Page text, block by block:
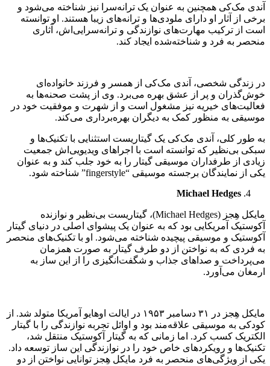
آندی مک‌کی همچنین به عنوان یک ترانه‌سرا نیز شناخته می‌شود و
برخی از آثار او دارای ملودی‌ها و ترانه‌های زیبا هستند. او توانسته
است از ترکیب مهارت‌های نوازندگی و ترانه‌سرایی‌اش، آثاری
منحصر به فرد و شناخته‌شده ایجاد کند.
در زندگی شخصی، آندی مک‌کی از همسر و فرزند خانواده‌ای
خوش‌گذران و پر از عشق بهره می‌برد. وی از پشت صحنه‌ها به
فعالیت‌های خیریه نیز مشغول است و از شهرت و موفقیت خود در
موسیقی به منظور کمک به دیگران بهره‌برداری می‌کند.
به طور کلی، آندی مک‌کی یک گیتاریست استثنایی با تکنیک‌ها و
سبکی بی‌نظیر که توانسته است با اجراهای ویدیویی‌اش جمعیت
زیادی از طرفداران موسیقی گیتار را به خود جلب کند و به عنوان
یکی از نمایندگان برجسته موسیقی “fingerstyle” شناخته شود.
Michael Hedges
مایکل هِجز (Michael Hedges)، گیتاریست بی‌نظیر و نوازنده
آکوستیک آمریکایی بود که به عنوان یک پیشوای اصلی در دنیای گیتار
آکوستیک و موسیقی پیچیده شناخته می‌شود. او با تکنیک‌های منحصر
به فردی که به نواختن از دو طرف گیتار به صورت همزمان
می‌پرداخت و صداهای جذاب و شگفت‌انگیزی را از این ساز به
ارمغان می‌آورد.
مایکل هِجز در ۳۱ دسامبر ۱۹۵۳ در ایالت اوهایو آمریکا متولد شد. از
کودکی به موسیقی علاقه‌مند بود و اوائل تجربه نوازندگی را با گیتار
الکتریک کسب کرد. اما زمانی که به گیتار آکوستیک منتقل شد،
تکنیک‌ها و رویکردهای خاص خود را در نوازندگی این ساز توسعه داد.
یکی از ویژگی‌های منحصر به فرد مایکل هِجز توانایی نواختن از دو